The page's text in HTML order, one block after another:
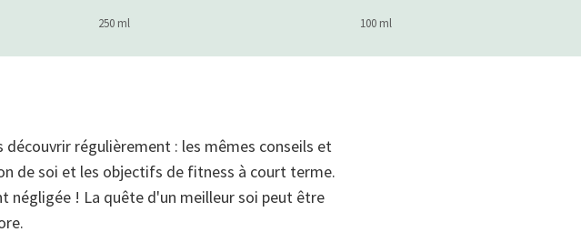
250 ml 100 ml
régulièrement : les mêmes conseils et
de soi et les objectifs de fitness à court terme.
négligée ! La quête d'un meilleur soi peut être